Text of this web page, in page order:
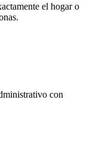
el hogar o
con